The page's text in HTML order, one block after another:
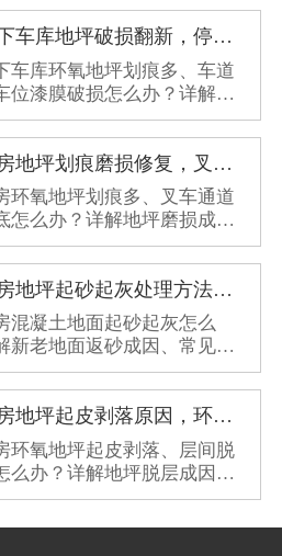
、全天候开放的公共区域。
水泥地面、老旧地砖、普通
，使用久了容易出现地面起
划痕发黑、空鼓脱落、地面
渍渗透、接缝藏污、颜色老
西安地下车库地坪破损翻新，停车场环氧地面车轮划痕、起灰病害处理方案
车库环氧地坪划痕多、车道
位漆膜破损怎么办？详解停
病害成因、修补误区与分区
施工方案。
西安厂房地坪划痕磨损修复，叉车通道环氧地面磨白露底翻新方案
环氧地坪划痕多、叉车通道
怎么办？详解地坪磨损成
误区与标准化耐磨翻新方
解决地面老旧斑驳问题。
西安厂房地坪起砂起灰处理方法，新老混凝土地面返砂固化方案
混凝土地面起砂起灰怎么
新老地面返砂成因、常见误
化固化防尘处理方案，解决
问题。
西安厂房地坪起皮剥落原因，环氧地坪脱层掉皮根治修复方案
环氧地坪起皮剥落、层间脱
么办？详解地坪脱层成因、
与标准化根治修复方案，杜